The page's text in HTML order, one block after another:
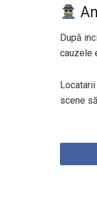
După
cauzele
scene